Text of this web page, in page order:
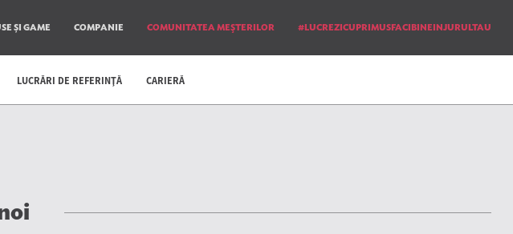
ȘI GAME COMPANIE COMUNITATEA MEŞTERILOR #LUCREZICUPRIMUSFACIBINEINJURULTAU
LUCRĂRI DE REFERINŢĂ CARIERĂ